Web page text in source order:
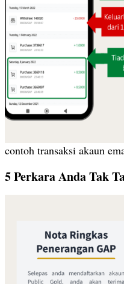
contoh transaksi akaun
5 Perkara Anda Tak